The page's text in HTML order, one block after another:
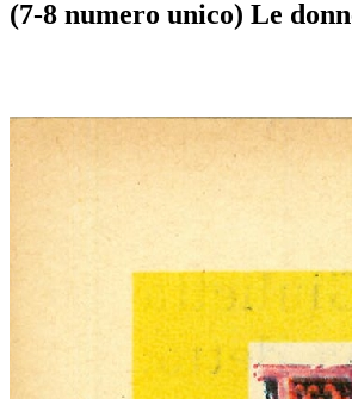
(7-8 numero unico) Le